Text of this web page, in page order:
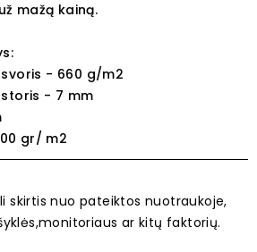
mažą kainą.
- 660 g/m2
- 7 mm
gr/ m2
skirtis nuo pateiktos nuotraukoje,
ar kitų faktorių.